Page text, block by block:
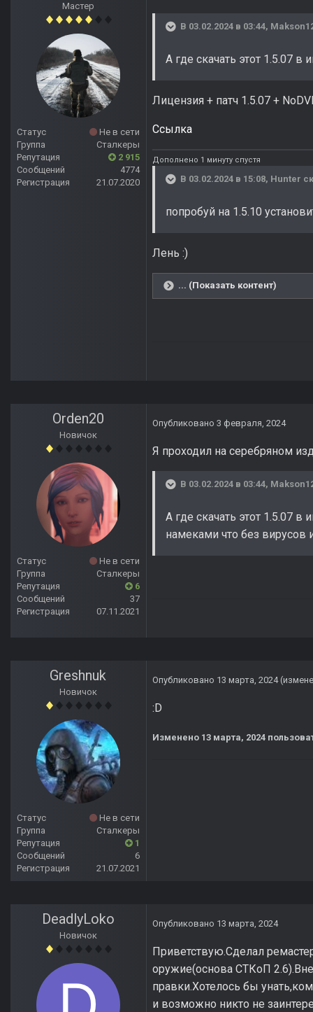
Мастер
Статус
Не в сети
Группа
Сталкеры
Репутация
2 915
Сообщений
4774
Регистрация
21.07.2020
В 03.02.2024 в 03:44,
А где скачать этот 1.5.07 в
Лицензия + патч 1.5.07 +
Ссылка
Дополнено 1 минуту спустя
В 03.02.2024 в 15:08, Hunter
попробуй на 1.5.10
Лень :)
... (Показать контент)
Orden20
Новичок
Статус
Не в сети
Группа
Сталкеры
Репутация
6
Сообщений
37
Регистрация
07.11.2021
Опубликовано 3 февраля, 2024
Я проходил на серебряном
В 03.02.2024 в 03:44,
А где скачать этот 1.5.07 в
намеками что без вирусов
Greshnuk
Новичок
Статус
Не в сети
Группа
Сталкеры
Репутация
1
Сообщений
6
Регистрация
21.07.2021
Опубликовано 13 марта, 2024
:D
Изменено 13 марта, 2024
DeadlyLoko
Новичок
Опубликовано 13 марта, 2024
Приветствую.Сделал
оружие(основа СТКоП
правки.Хотелось бы
и возможно никто не